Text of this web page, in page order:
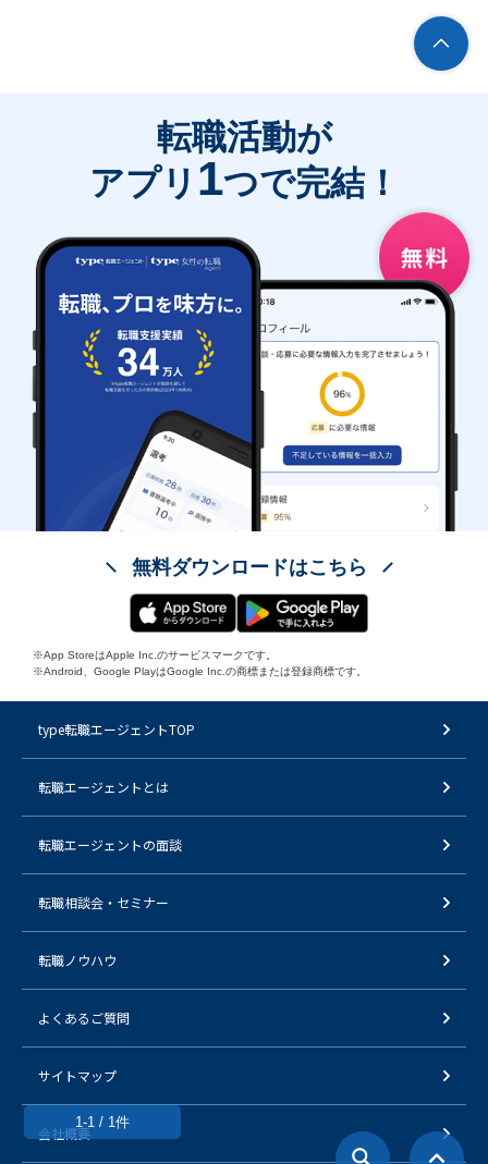
1-1 / 1件
転職活動が
アプリ 1つで完結！
無料ダウンロードはこちら
※App StoreはApple Inc.のサービスマークです。
※Android、Google PlayはGoogle Inc.の商標または登録商標です。
type転職エージェントTOP
転職エージェントとは
転職エージェントの面談
転職相談会・セミナー
転職ノウハウ
よくあるご質問
サイトマップ
会社概要